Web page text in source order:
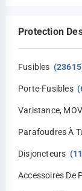
Protection
Fusibles
Porte-Fusibles
Varistance, MOV
Parafoudres À
Disjoncteurs
Accessoires De